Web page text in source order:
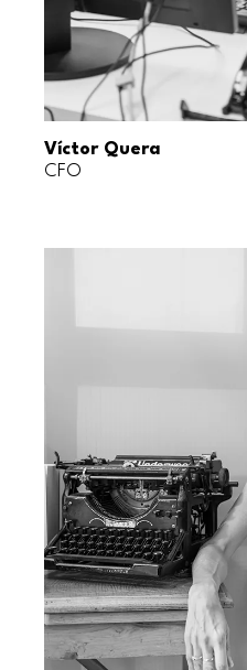
Víctor Quera
CFO